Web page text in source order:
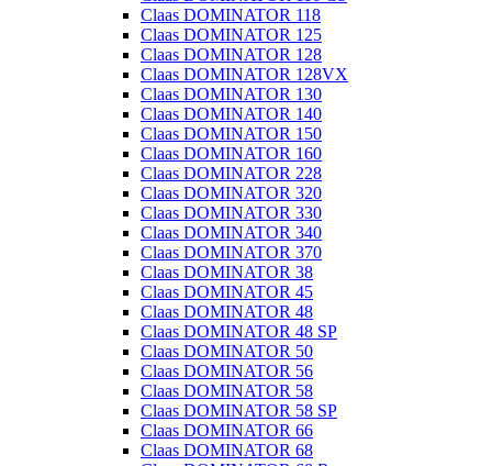
Claas DOMINATOR 118
Claas DOMINATOR 125
Claas DOMINATOR 128
Claas DOMINATOR 128VX
Claas DOMINATOR 130
Claas DOMINATOR 140
Claas DOMINATOR 150
Claas DOMINATOR 160
Claas DOMINATOR 228
Claas DOMINATOR 320
Claas DOMINATOR 330
Claas DOMINATOR 340
Claas DOMINATOR 370
Claas DOMINATOR 38
Claas DOMINATOR 45
Claas DOMINATOR 48
Claas DOMINATOR 48 SP
Claas DOMINATOR 50
Claas DOMINATOR 56
Claas DOMINATOR 58
Claas DOMINATOR 58 SP
Claas DOMINATOR 66
Claas DOMINATOR 68